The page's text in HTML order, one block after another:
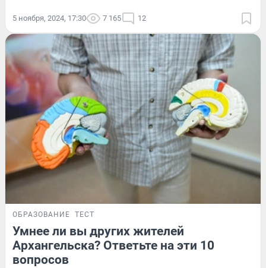
5 ноября, 2024, 17:30 7 165 12
ОБРАЗОВАНИЕ ТЕСТ
Умнее ли вы других жителей
Архангельска? Ответьте на эти 10
вопросов